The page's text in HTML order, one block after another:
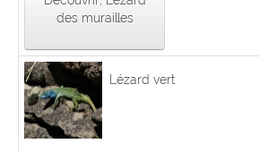
des murailles
Lézard vert